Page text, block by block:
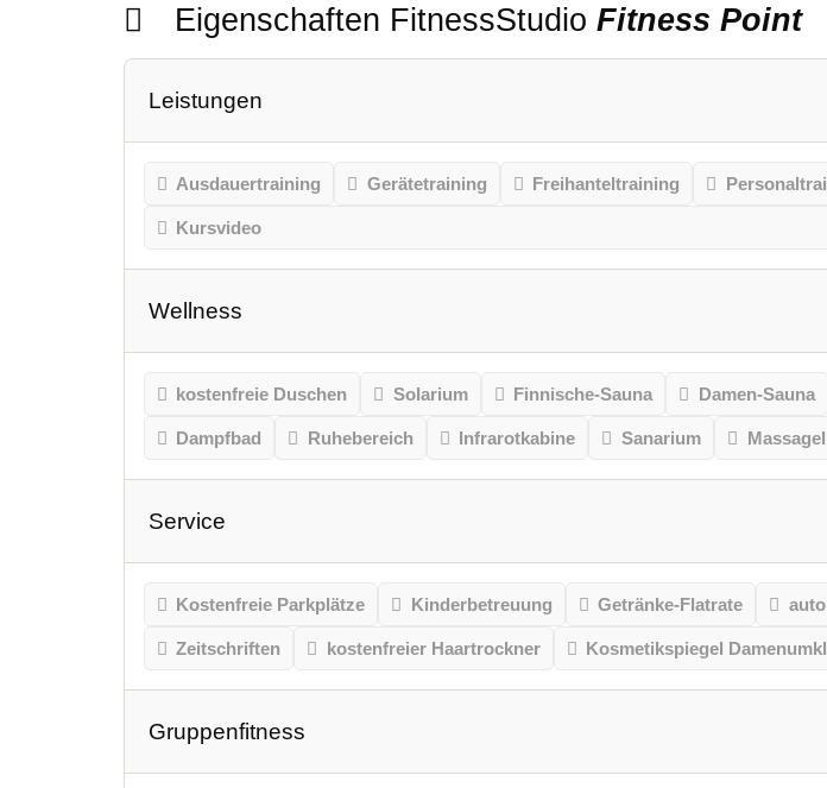
Eigenschaften FitnessStudioFitness Point
Leistungen
Ausdauertraining Gerätetraining Freihanteltraining
Kursvideo
Wellness
kostenfreie Duschen Solarium Finnische-Sauna Damen-Sauna
Dampfbad Ruhebereich Infrarotkabine Sanarium
Service
Kostenfreie Parkplätze Kinderbetreuung Getränke-Flatrate
Zeitschriften kostenfreier Haartrockner Kosmetikspiegel
Gruppenfitness